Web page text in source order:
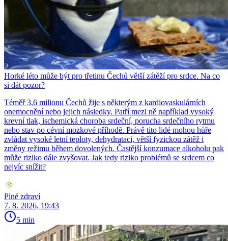
Horké léto může být pro třetinu Čechů větší zátěží pro srdce. Na co
si dát pozor?
Téměř 3,6 milionu Čechů žije s některým z kardiovaskulárních
onemocnění nebo jejich následky. Patří mezi ně například vysoký
krevní tlak, ischemická choroba srdeční, porucha srdečního rytmu
nebo stav po cévní mozkové příhodě. Právě tito lidé mohou hůře
zvládat vysoké letní teploty, dehydrataci, větší fyzickou zátěž i
změny režimu během dovolených. Častější konzumace alkoholu pak
může riziko dále zvyšovat. Jak tedy riziko problémů se srdcem co
nejvíc snížit?
Plné zdraví
7. 8. 2026, 19:43
5 min